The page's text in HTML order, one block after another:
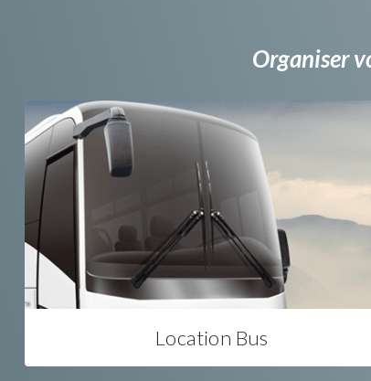
Organiser
Location Bus